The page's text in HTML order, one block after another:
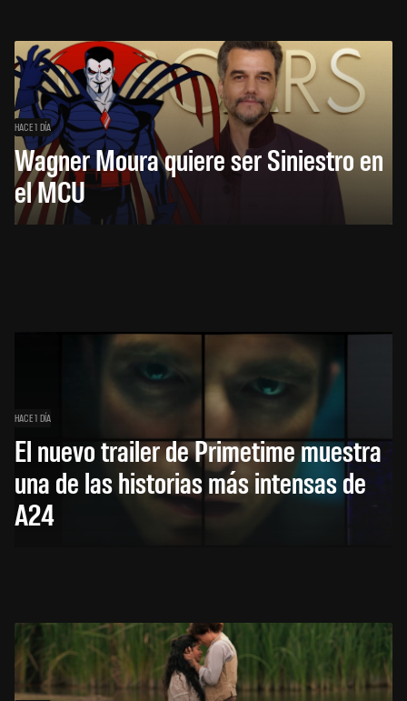
HACE 1 DÍA
Wagner Moura quiere ser Siniestro en
el MCU
HACE 1 DÍA
El nuevo trailer de Primetime muestra
una de las historias más intensas de
A24